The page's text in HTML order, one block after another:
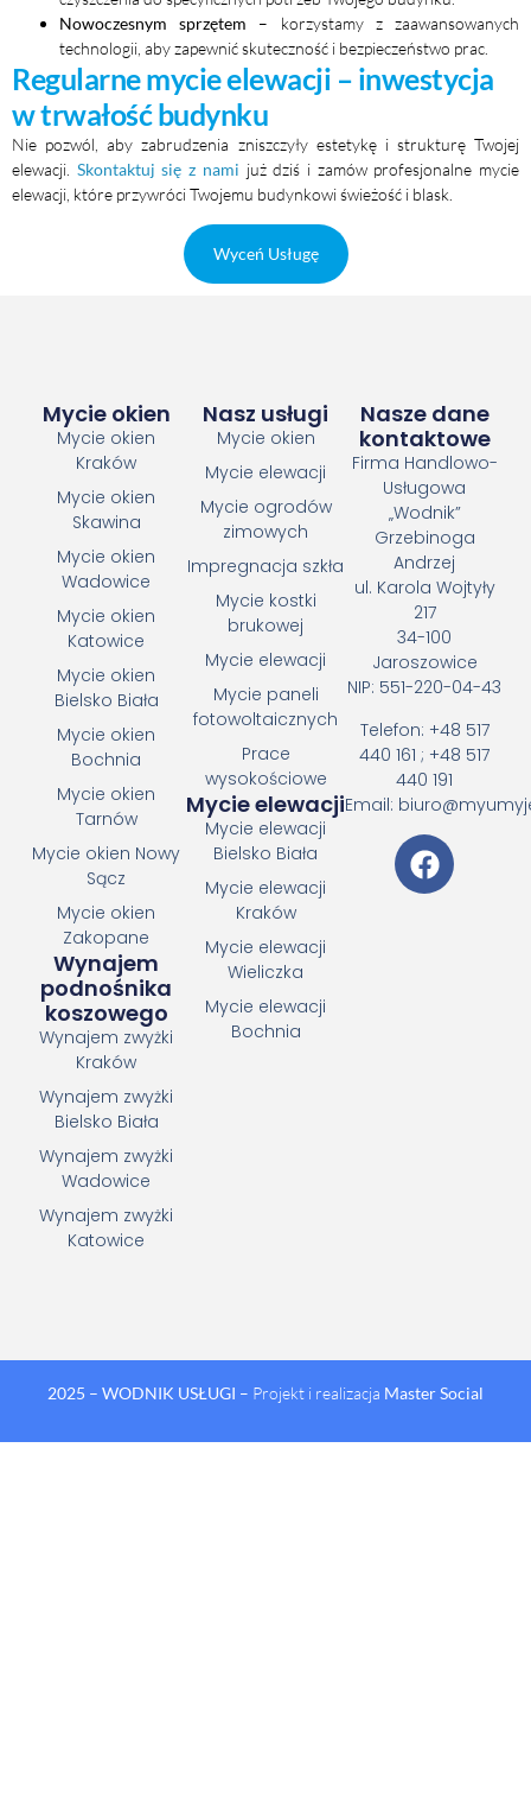
Nowoczesnym sprzętem – korzystamy z zaawansowanych
technologii, aby zapewnić skuteczność i bezpieczeństwo prac.
Regularne mycie elewacji – inwestycja
w trwałość budynku
Nie pozwól, aby zabrudzenia zniszczyły estetykę i strukturę Twojej
elewacji. Skontaktuj się z nami już dziś i zamów profesjonalne mycie
elewacji, które przywróci Twojemu budynkowi świeżość i blask.
Wyceń Usługę
Nasz usługi
Mycie okien
Mycie elewacji
Mycie ogrodów
zimowych
Impregnacja szkła
Mycie kostki
brukowej
Mycie elewacji
Mycie paneli
fotowoltaicznych
Prace
wysokościowe
Mycie elewacji
Mycie elewacji
Bielsko Biała
Mycie elewacji
Kraków
Mycie elewacji
Wieliczka
Mycie elewacji
Bochnia
Mycie okien
Mycie okien
Kraków
Mycie okien
Skawina
Mycie okien
Wadowice
Mycie okien
Katowice
Mycie okien
Bielsko Biała
Mycie okien
Bochnia
Mycie okien
Tarnów
Mycie okien Nowy
Sącz
Mycie okien
Zakopane
Wynajem
podnośnika
koszowego
Wynajem zwyżki
Kraków
Wynajem zwyżki
Bielsko Biała
Wynajem zwyżki
Wadowice
Wynajem zwyżki
Katowice
Nasze dane
kontaktowe
Firma Handlowo-
Usługowa
„Wodnik”
Grzebinoga
Andrzej
ul. Karola Wojtyły
217
34-100
Jaroszowice
NIP: 551-220-04-43
Telefon: +48 517
440 161 ; +48 517
440 191
Email:
2025 – WODNIK USŁUGI – Projekt i realizacja Master Social